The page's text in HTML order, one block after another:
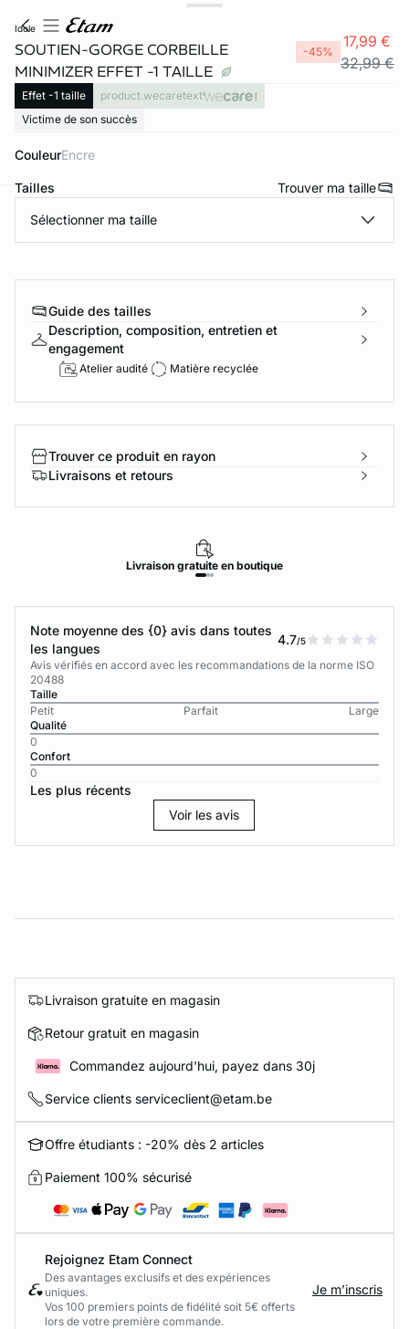
idole
SOUTIEN-GORGE CORBEILLE
MINIMIZER EFFET -1 TAILLE
-45%
17,99 €
32,99 €
Effet -1 taille
product.wecaretext
Victime de son succès
Couleur encre
Tailles Trouver ma taille
Sélectionner ma taille
Guide des tailles
Description, composition, entretien et
engagement
Atelier audité Matière recyclée
Trouver ce produit en rayon
Livraisons et retours
Livraison gratuite en boutique
Note moyenne des {0} avis dans toutes
les langues
4.7/5
Avis vérifiés en accord avec les recommandations de la norme ISO
20488
Taille
Petit
Parfait
Large
Qualité
0
Confort
0
Les plus récents
Voir les avis
Livraison gratuite en magasin
Retour gratuit en magasin
Commandez aujourd'hui, payez dans 30j
Service clients serviceclient@etam.be
Offre étudiants : -20% dès 2 articles
Paiement 100% sécurisé
Rejoignez Etam Connect
Des avantages exclusifs et des expériences
uniques.
Vos 100 premiers points de fidélité soit 5€ offerts
lors de votre première commande.​
Je m’inscris